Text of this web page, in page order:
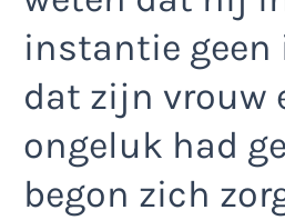
instantie geen
dat zijn vrouw
ongeluk had
begon zich